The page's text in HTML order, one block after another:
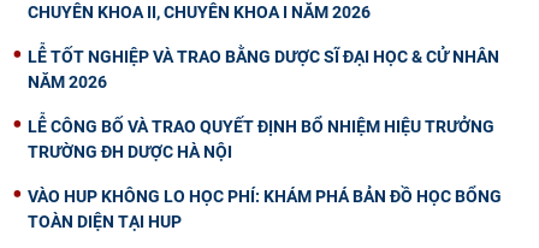
CHUYÊN KHOA II, CHUYÊN KHOA I NĂM 2026
LỄ TỐT NGHIỆP VÀ TRAO BẰNG DƯỢC SĨ ĐẠI HỌC & CỬ NHÂN
NĂM 2026
LỄ CÔNG BỐ VÀ TRAO QUYẾT ĐỊNH BỔ NHIỆM HIỆU TRƯỞNG
TRƯỜNG ĐH DƯỢC HÀ NỘI
VÀO HUP KHÔNG LO HỌC PHÍ: KHÁM PHÁ BẢN ĐỒ HỌC BỔNG
TOÀN DIỆN TẠI HUP